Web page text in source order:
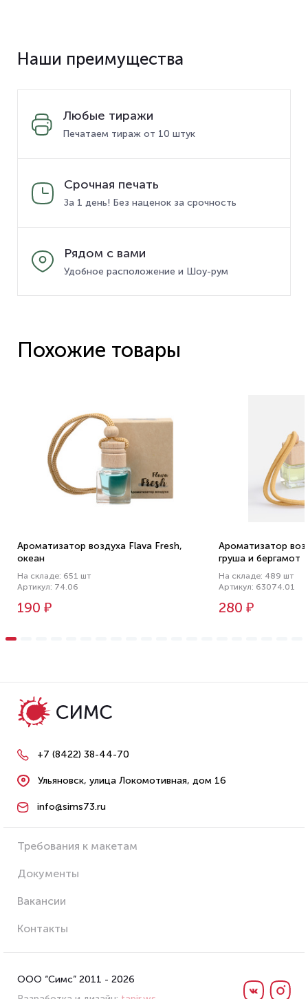
Наши преимущества
Любые тиражи
Печатаем тираж от 10 штук
Срочная печать
За 1 день! Без наценок за срочность
Рядом с вами
Удобное расположение и Шоу-рум
Похожие товары
Ароматизатор воздуха Flava Fresh,
океан
На складе: 651 шт
Артикул: 74.06
190 ₽
Ароматизатор
груша и бергамот
На складе: 489 шт
Артикул: 63074.01
280 ₽
+7 (8422) 38-44-70
Ульяновск, улица Локомотивная, дом 16
info@sims73.ru
ООО “Симс” 2011 - 2026
Требования к макетам
Документы
Вакансии
Контакты